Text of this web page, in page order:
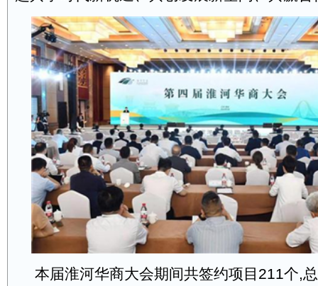
本届淮河华商大会期间共签约项目211个,